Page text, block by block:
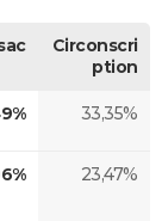
Circonscri
ption
33,35%
23,47%